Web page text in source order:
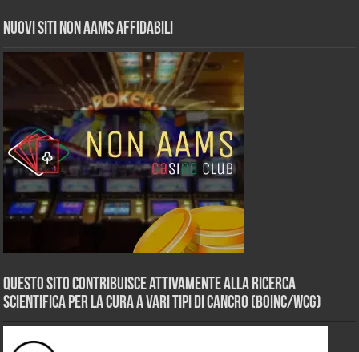
Nuovi siti non AAMS affidabili
Questo sito contribuisce attivamente alla ricerca
scientifica per la cura a vari tipi di Cancro (BOINC/WCG)